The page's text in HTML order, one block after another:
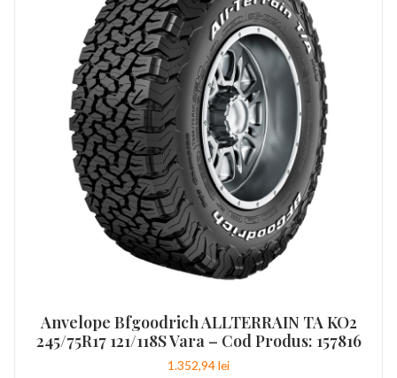
Anvelope Bfgoodrich ALLTERRAIN TA KO2
245/75R17 121/118S Vara – Cod Produs: 157816
1.352,94lei